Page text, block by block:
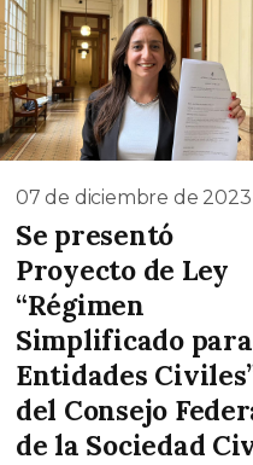
07 de diciembre de 2023
Se presentó
Proyecto de Ley
“Régimen
Simplificado para
Entidades
del Consejo
de la Sociedad